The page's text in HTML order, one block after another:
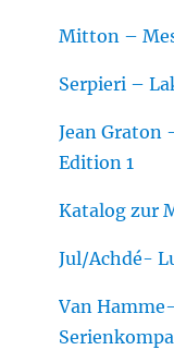
Mitton –
Serpieri –
Jean Graton
Edition 1
Katalog zur
Jul/Achdé-
Van